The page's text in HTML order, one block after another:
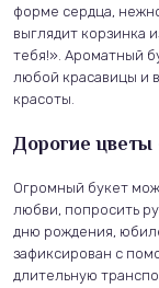
форме сердца,
выглядит корзинка
тебя!». Ароматный
любой красавицы и
красоты.
Дорогие цветы
Огромный букет
любви, попросить
дню рождения,
зафиксирован с
длительную